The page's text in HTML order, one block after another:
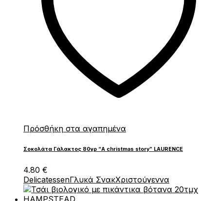
Πρόσθήκη στα αγαπημένα
Σοκολάτα Γάλακτος 80γρ “A christmas story” LAURENCE
4.80 €
DelicatessenΓλυκά ΣνακΧριστούγεννα